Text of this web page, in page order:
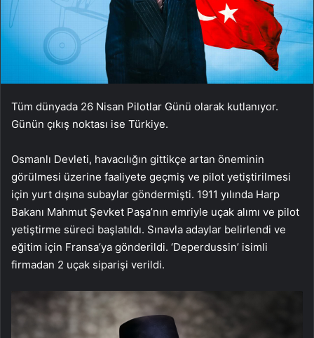
Tüm dünyada 26 Nisan Pilotlar Günü olarak kutlanıyor.
Günün çıkış noktası ise Türkiye.
Osmanlı Devleti, havacılığın gittikçe artan öneminin
görülmesi üzerine faaliyete geçmiş ve pilot yetiştirilmesi
için yurt dışına subaylar göndermişti. 1911 yılında Harp
Bakanı Mahmut Şevket Paşa’nın emriyle uçak alımı ve pilot
yetiştirme süreci başlatıldı. Sınavla adaylar belirlendi ve
eğitim için Fransa’ya gönderildi. ‘Deperdussin’ isimli
firmadan 2 uçak siparişi verildi.